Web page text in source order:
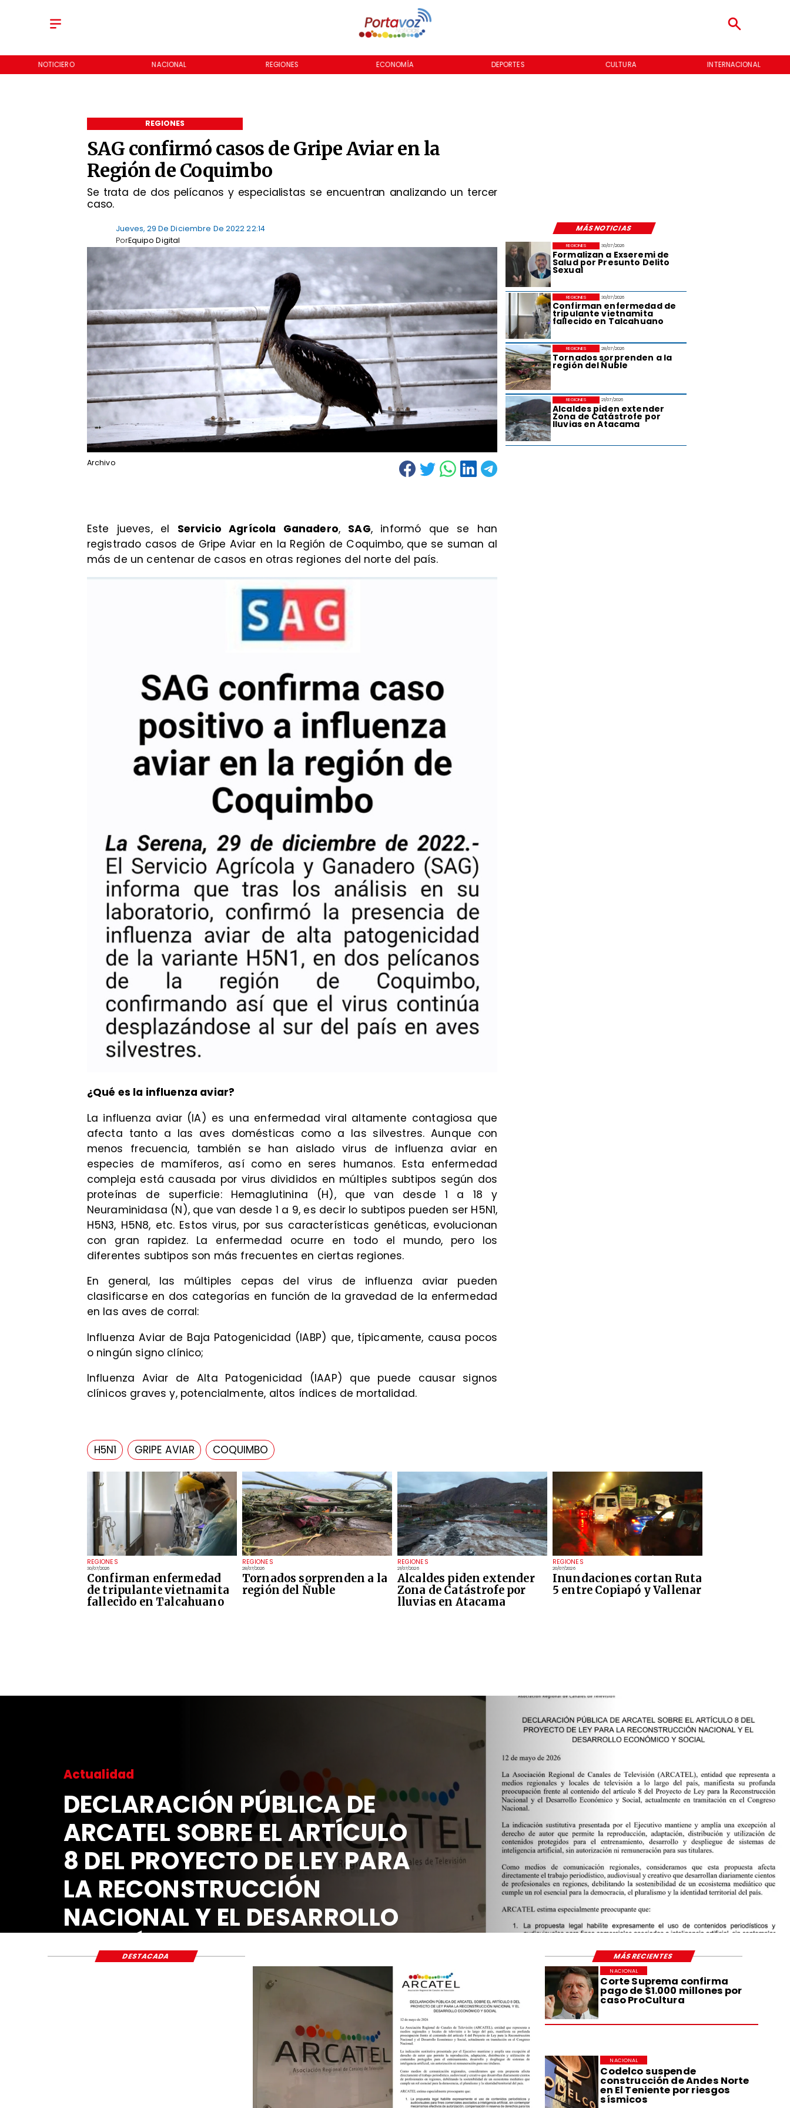
NOTICIERO NACIONAL REGIONES ECONOMÍA DEPORTES CULTURA INTERNACIONAL
SAG confirmó casos de Gripe Aviar en la
Región de Coquimbo
Se trata de dos pelícanos y especialistas se encuentran analizando un tercer
caso.
REGIONES
MÁS NOTICIAS
Jueves, 29 De Diciembre De 2022 22:14
Equipo Digital
Por
Archivo
REGIONES
30/07/2026
Confirman enfermedad
de tripulante vietnamita
fallecido en Talcahuano
REGIONES
28/07/2026
Tornados sorprenden a la
región del Ñuble
REGIONES
21/07/2026
Alcaldes piden extender
Zona de Catástrofe por
lluvias en Atacama
REGIONES
20/07/2026
Inundaciones cortan Ruta
5 entre Copiapó y Vallenar
30/07/2026
Formalizan a Exseremi de
Salud por Presunto Delito
Sexual
REGIONES
30/07/2026
Confirman enfermedad de
tripulante vietnamita
fallecido en Talcahuano
REGIONES
28/07/2026
Tornados sorprenden a la
región del Ñuble
REGIONES
21/07/2026
Alcaldes piden extender
Zona de Catástrofe por
lluvias en Atacama
REGIONES
Este jueves, el Servicio Agrícola Ganadero, SAG, informó que se han
registrado casos de Gripe Aviar en la Región de Coquimbo, que se suman al
más de un centenar de casos en otras regiones del norte del país.
¿Qué es la influenza aviar?
La influenza aviar (IA) es una enfermedad viral altamente contagiosa que
afecta tanto a las aves domésticas como a las silvestres. Aunque con
menos frecuencia, también se han aislado virus de influenza aviar en
especies de mamíferos, así como en seres humanos. Esta enfermedad
compleja está causada por virus divididos en múltiples subtipos según dos
proteínas de superficie: Hemaglutinina (H), que van desde 1 a 18 y
Neuraminidasa (N), que van desde 1 a 9, es decir lo subtipos pueden ser H5N1,
H5N3, H5N8, etc. Estos virus, por sus características genéticas, evolucionan
con gran rapidez. La enfermedad ocurre en todo el mundo, pero los
diferentes subtipos son más frecuentes en ciertas regiones.
En general, las múltiples cepas del virus de influenza aviar pueden
clasificarse en dos categorías en función de la gravedad de la enfermedad
en las aves de corral:
Influenza Aviar de Baja Patogenicidad (IABP) que, típicamente, causa pocos
o ningún signo clínico;
Influenza Aviar de Alta Patogenicidad (IAAP) que puede causar signos
clínicos graves y, potencialmente, altos índices de mortalidad.
H5N1 GRIPE AVIAR COQUIMBO
Actualidad
DECLARACIÓN PÚBLICA DE
ARCATEL SOBRE EL ARTÍCULO
8 DEL PROYECTO DE LEY PARA
LA RECONSTRUCCIÓN
NACIONAL Y EL DESARROLLO
ECONÓMICO Y SOCIAL
Corte Suprema confirma
pago de $1.000 millones por
caso ProCultura
NACIONAL
Codelco suspende
construcción de Andes Norte
en El Teniente por riesgos
sísmicos
NACIONAL
DESTACADA MÁS RECIENTES